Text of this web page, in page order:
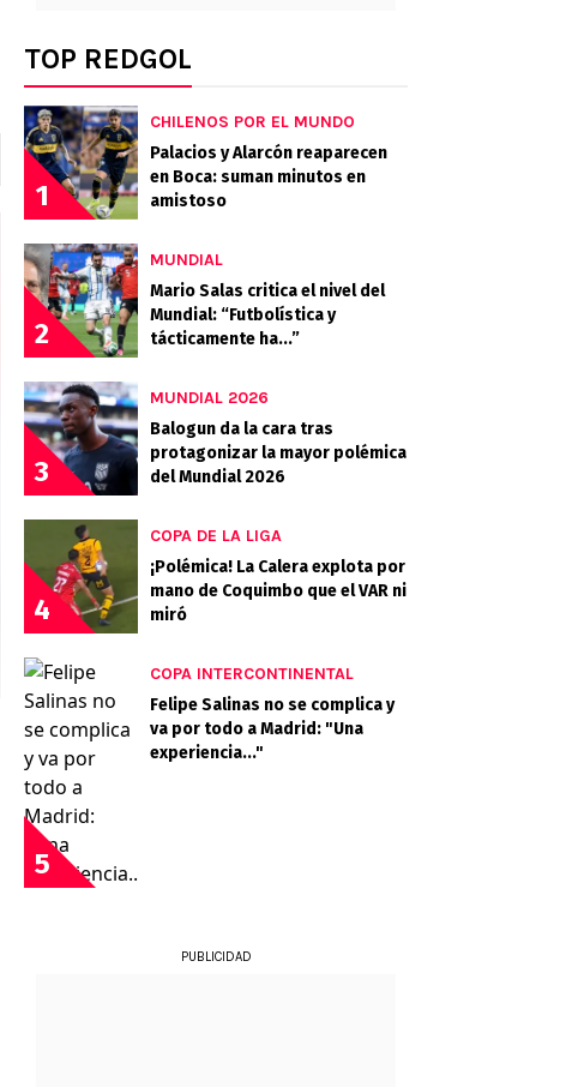
TOP REDGOL
1
CHILENOS POR EL MUNDO
Palacios y Alarcón reaparecen
en Boca: suman minutos en
amistoso
2
MUNDIAL
Mario Salas critica el nivel del
Mundial: “Futbolística y
tácticamente ha...”
3
MUNDIAL 2026
Balogun da la cara tras
protagonizar la mayor polémica
del Mundial 2026
4
COPA DE LA LIGA
¡Polémica! La Calera explota por
mano de Coquimbo que el VAR ni
miró
5
COPA INTERCONTINENTAL
Felipe Salinas no se complica y
va por todo a Madrid: "Una
experiencia..."
PUBLICIDAD